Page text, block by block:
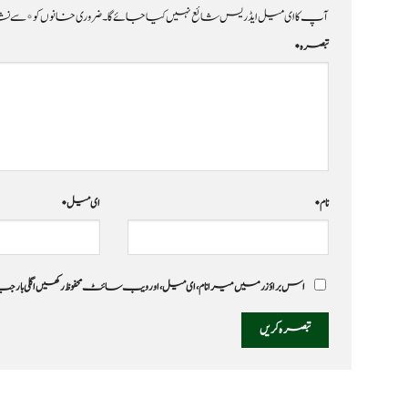
آپ کا ای میل ایڈریس شائع نہیں کیا جائے گا۔ضروری خانوں کو*سے
تبصرہ*
نام* ای میل*
اس براؤزر میں میرا نام، ای میل، اور ویب سائٹ محفوظ رکھیں اگلی